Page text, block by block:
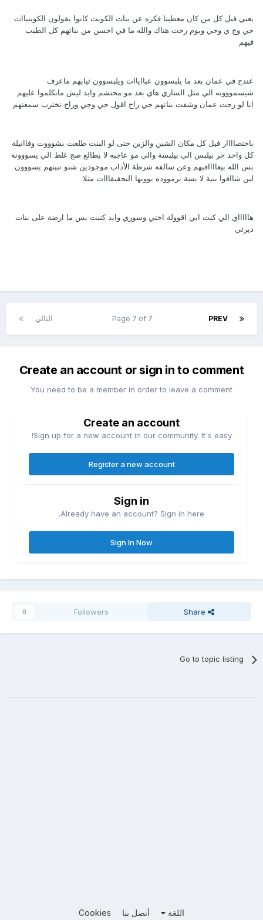
يعني قبل كل من كان معطينا فكره عن بنات الكويت كانوا يقولون الكويتياات
جي وج ي وجي ويوم رحت هناك والله ما في احسن من بناتهم كل الطيب
فيهم
عندج في عمان بعد ما يلبسوون عبااياات ويلبسوون ثيابهم ماعرف
شيسمووونه الي مثل الساري هاي بعد مو محتشم وايد ليش ماتكلموا عليهم
انا لو رحت عمان وشفت بناتهم جي راح اقول جي وجي وراح تخترب سمعتهم
باختصاااار فيل كل مكان الشين والزين حتى لو البنت طلعت بشوووت وفاانيلة
كل واحد حر بيلبس الي بيلبسة والي مو عاجبه لا يطالع صج غلط الي يسووونه
بس الله بيعااااقبهم وعن سالفه شرطة الأداب موجودين شنو تبينهم يسووون
لين شاافوا بنية لا بسة برمووده يوونها التحقيقااات مثلا
هاااااي الي كنت ابي اقوولة اختي وسوري وايد كتبت بس ما ارضة على بنات
ديرتي
PREV التالي Page 7 of 7
Create an account or sign in to comment
You need to be a member in order to leave a comment
Create an account
Sign up for a new account in our community. It's easy!
Register a new account
Sign in
Already have an account? Sign in here.
Sign In Now
Share
Followers
0
Go to topic listing
اللغة أتصل بنا Cookies